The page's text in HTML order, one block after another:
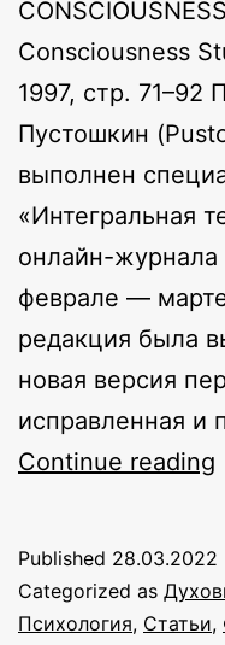
Consciousness
1997, стр. 71–92
Пустошкин
выполнен
«Интегральная
онлайн-журнала
феврале —
редакция была
новая версия
исправленная и
Continue reading
Published 28.03.2022
Categorized as
Психология, Статьи,